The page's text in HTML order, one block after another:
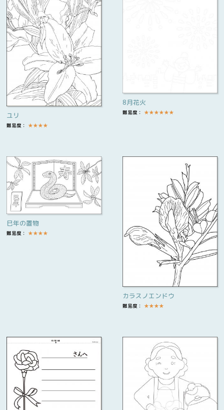
ユリ
難易度： ★★★★
8月花火
難易度： ★★★★★★
巳年の置物
難易度： ★★★★
カラスノエンドウ
難易度： ★★★★